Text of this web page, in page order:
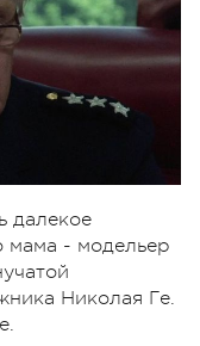
далекое
мама - модельер
Николая Ге.